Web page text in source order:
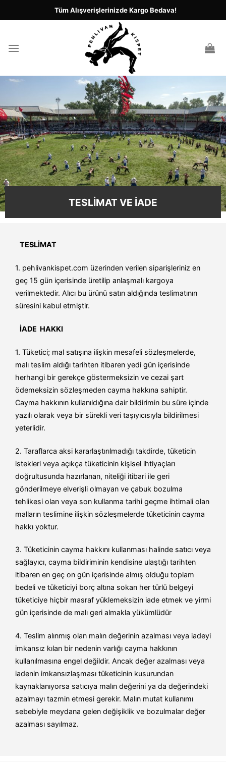
atla
Tüm Alışverişlerinizde Kargo Bedava!
TESLİMAT VE İADE
TESLİMAT
1. pehlivankispet.com üzerinden verilen siparişleriniz en
geç 15 gün içerisinde üretilip anlaşmalı kargoya
verilmektedir. Alıcı bu ürünü satın aldığında teslimatının
süresini kabul etmiştir.
İADE HAKKI
1. Tüketici; mal satışına ilişkin mesafeli sözleşmelerde,
malı teslim aldığı tarihten itibaren yedi gün içerisinde
herhangi bir gerekçe göstermeksizin ve cezai şart
ödemeksizin sözleşmeden cayma hakkına sahiptir.
Cayma hakkının kullanıldığına dair bildirimin bu süre içinde
yazılı olarak veya bir sürekli veri taşıyıcısıyla bildirilmesi
yeterlidir.
2. Taraflarca aksi kararlaştırılmadığı takdirde, tüketicin
istekleri veya açıkça tüketicinin kişisel ihtiyaçları
doğrultusunda hazırlanan, niteliği itibari ile geri
gönderilmeye elverişli olmayan ve çabuk bozulma
tehlikesi olan veya son kullanma tarihi geçme ihtimali olan
malların teslimine ilişkin sözleşmelerde tüketicinin cayma
hakkı yoktur.
3. Tüketicinin cayma hakkını kullanması halinde satıcı veya
sağlayıcı, cayma bildiriminin kendisine ulaştığı tarihten
itibaren en geç on gün içerisinde almış olduğu toplam
bedeli ve tüketiciyi borç altına sokan her türlü belgeyi
tüketiciye hiçbir masraf yüklemeksizin iade etmek ve yirmi
gün içerisinde de malı geri almakla yükümlüdür
4. Teslim alınmış olan malın değerinin azalması veya iadeyi
imkansız kılan bir nedenin varlığı cayma hakkının
kullanılmasına engel değildir. Ancak değer azalması veya
iadenin imkansızlaşması tüketicinin kusurundan
kaynaklanıyorsa satıcıya malın değerini ya da değerindeki
azalmayı tazmin etmesi gerekir. Malın mutat kullanımı
sebebiyle meydana gelen değişiklik ve bozulmalar değer
azalması sayılmaz.